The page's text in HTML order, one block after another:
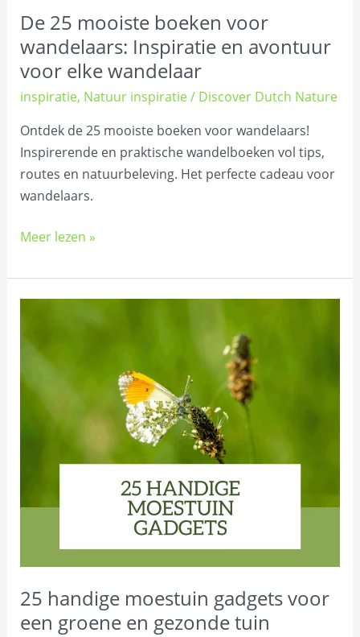
De 25 mooiste boeken voor
wandelaars: Inspiratie en avontuur
voor elke wandelaar
inspiratie, Natuur inspiratie/ Discover Dutch Nature
Ontdek de 25 mooiste boeken voor wandelaars!
Inspirerende en praktische wandelboeken vol tips,
routes en natuurbeleving. Het perfecte cadeau voor
wandelaars.
Meer lezen »
25 handige moestuin gadgets voor
een groene en gezonde tuin
moestuin
gadgets
voor
tuin